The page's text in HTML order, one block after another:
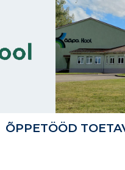
ÕPPETÖÖD